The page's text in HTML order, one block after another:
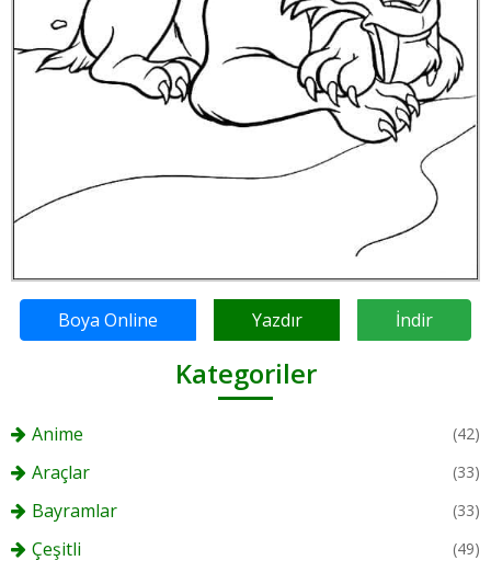
Boya Online Yazdır İndir
Kategoriler
Anime (42)
Araçlar (33)
Bayramlar (33)
Çeşitli (49)